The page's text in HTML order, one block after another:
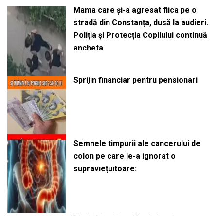
Mama care și-a agresat fiica pe o
stradă din Constanța, dusă la audieri.
Poliția și Protecția Copilului continuă
ancheta
Sprijin financiar pentru pensionari
Semnele timpurii ale cancerului de
colon pe care le-a ignorat o
supraviețuitoare: